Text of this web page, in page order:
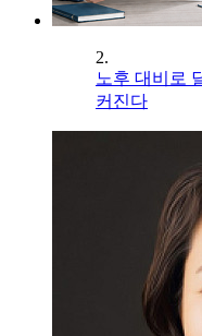
2.
노후 대비로
커진다